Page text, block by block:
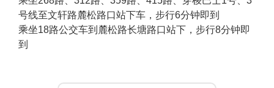
号线至文轩路麓松路口站下车，步行6分钟即到
乘坐18路公交车到麓松路长塘路口站下，步行8分钟即
到